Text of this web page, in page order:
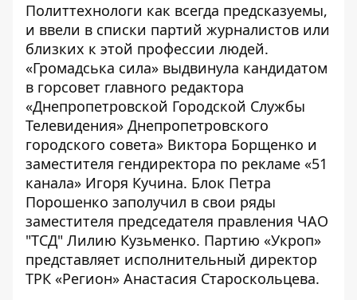
Политтехнологи как всегда предсказуемы,
и ввели в списки партий журналистов или
близких к этой профессии людей.
«Громадська сила» выдвинула кандидатом
в горсовет главного редактора
«Днепропетровской Городской Службы
Телевидения» Днепропетровского
городского совета» Виктора Борщенко и
заместителя гендиректора по рекламе «51
канала» Игоря Кучина. Блок Петра
Порошенко заполучил в свои ряды
заместителя председателя правления ЧАО
"ТСД" Лилию Кузьменко. Партию «Укроп»
представляет исполнительный директор
ТРК «Регион» Анастасия Староскольцева.